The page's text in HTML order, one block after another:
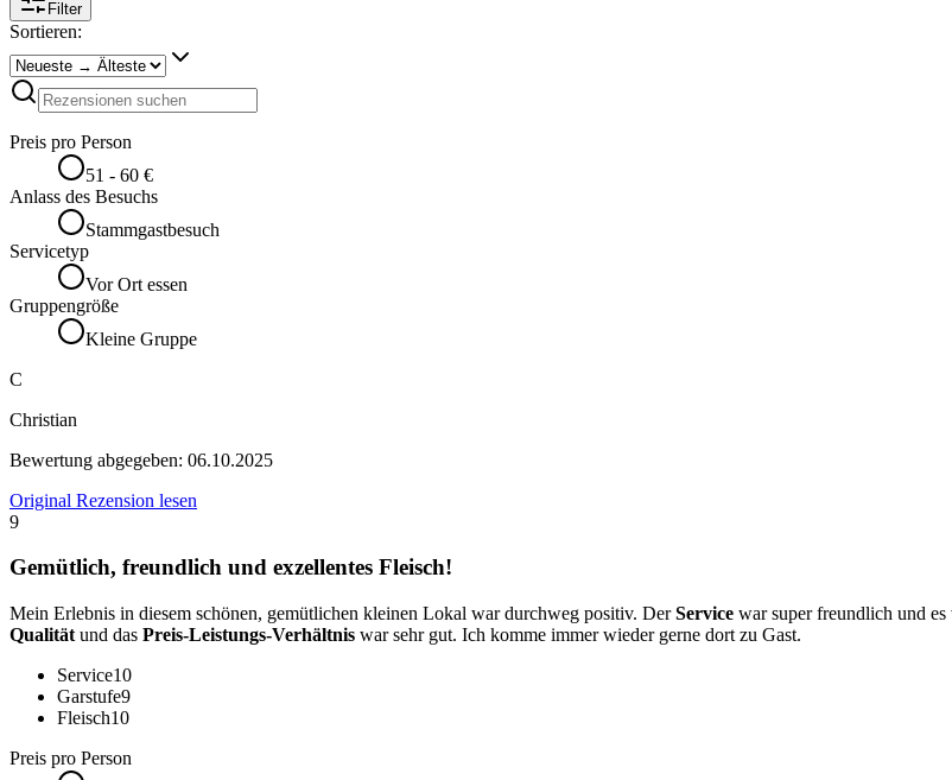
Filter
Sortieren:
Preis pro Person
51 - 60 €
Anlass des Besuchs
Stammgastbesuch
Servicetyp
Vor Ort essen
Gruppengröße
Kleine Gruppe
C
Christian
Bewertung abgegeben: 06.10.2025
Original Rezension lesen
9
Gemütlich, freundlich und exzellentes Fleisch!
Mein Erlebnis in diesem schönen, gemütlichen kleinen Lokal war durchweg positiv. DerService war super freundlich und es
Qualität und das Preis-Leistungs-Verhältnis war sehr gut. Ich komme immer wieder gerne dort zu Gast.
Service10
Garstufe9
Fleisch10
Preis pro Person